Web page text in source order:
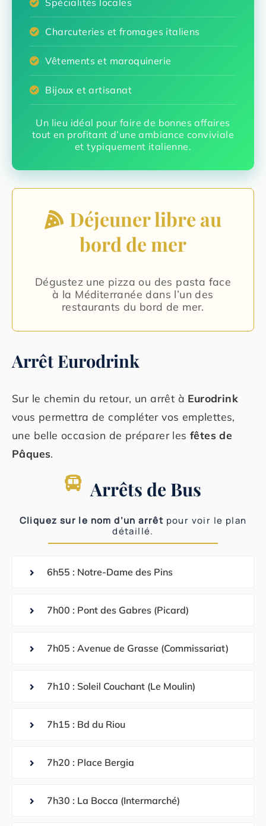
Charcuteries et fromages italiens
Vêtements et maroquinerie
Bijoux et artisanat
Un lieu idéal pour faire de bonnes affaires
tout en profitant d’une ambiance conviviale
et typiquement italienne.
Déjeuner libre au
bord de mer
Dégustez une pizza ou des pasta face
à la Méditerranée dans l’un des
restaurants du bord de mer.
Arrêt Eurodrink
Sur le chemin du retour, un arrêt à Eurodrink
vous permettra de compléter vos emplettes,
une belle occasion de préparer les fêtes de
Pâques.
Arrêts de Bus
Cliquez sur le nom d’un arrêt pour voir le plan
détaillé.
6h55 : Notre-Dame des Pins
7h00 : Pont des Gabres (Picard)
7h05 : Avenue de Grasse (Commissariat)
7h10 : Soleil Couchant (Le Moulin)
7h15 : Bd du Riou
7h20 : Place Bergia
7h30 : La Bocca (Intermarché)